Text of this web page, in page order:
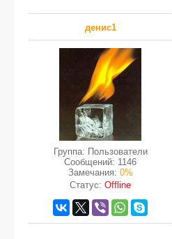
денис1
Группа: Пользователи
Сообщений: 1146
Замечания: 0%
Статус: Offline